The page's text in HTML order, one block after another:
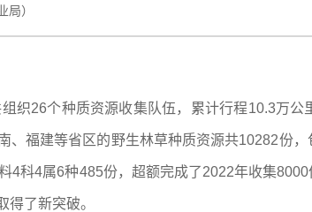
）
织26个种质资源收集队伍，累计行程10.3万
、福建等省区的野生林草种质资源共10282份
4科4属6种485份，超额完成了2022年收集
得了新突破。